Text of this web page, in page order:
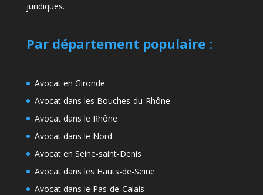
juridiques.
Par département populaire:
Avocat en Gironde
Avocat dans les Bouches-du-Rhône
Avocat dans le Rhône
Avocat dans le Nord
Avocat en Seine-saint-Denis
Avocat dans les Hauts-de-Seine
Avocat dans le Pas-de-Calais